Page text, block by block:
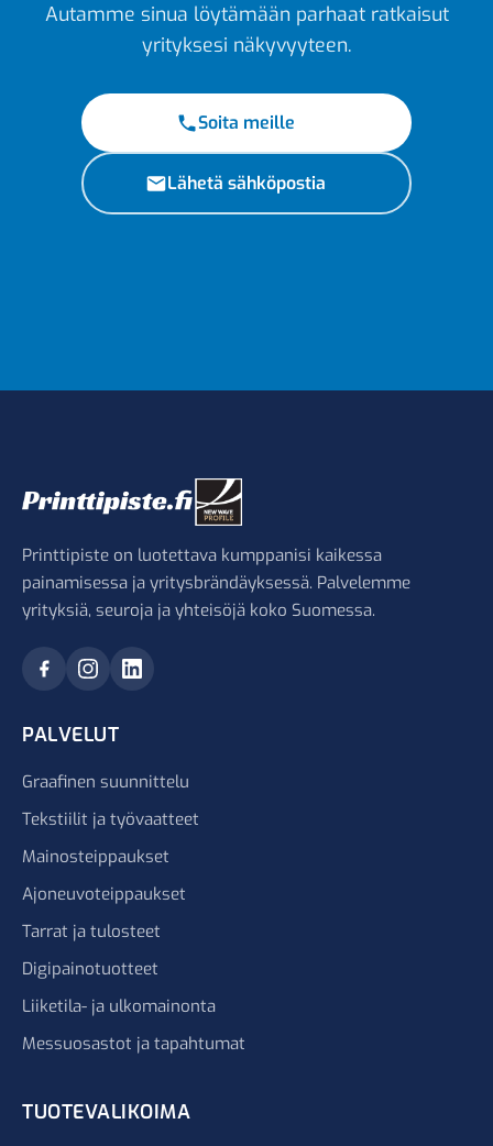
Autamme sinua löytämään parhaat ratkaisut
yrityksesi näkyvyyteen.
Soita meille
Lähetä sähköpostia
Printtipiste on luotettava kumppanisi kaikessa
painamisessa ja yritysbrändäyksessä. Palvelemme
yrityksiä, seuroja ja yhteisöjä koko Suomessa.
PALVELUT
Graafinen suunnittelu
Tekstiilit ja työvaatteet
Mainosteippaukset
Ajoneuvoteippaukset
Tarrat ja tulosteet
Digipainotuotteet
Liiketila- ja ulkomainonta
Messuosastot ja tapahtumat
TUOTEVALIKOIMA